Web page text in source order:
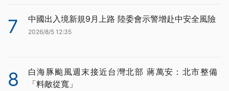
7 中國出入境新規9月上路 陸委會示警增赴中安全風險
2026/8/5 12:35
8
白海豚颱風週末接近台灣北部 蔣萬安：北市整備
「料敵從寬」